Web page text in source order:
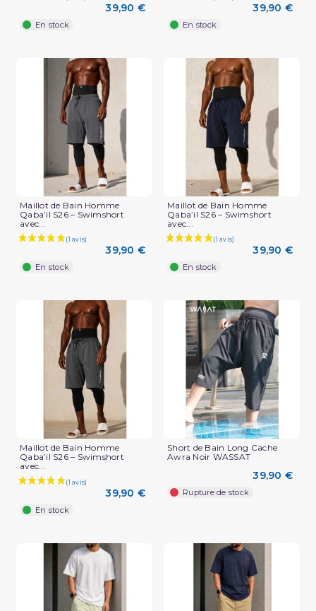
39,90 €
En stock
39,90 €
En stock
Maillot de Bain Homme
Qaba’il S26 – Swimshort
avec...
39,90 €
En stock
Maillot de Bain Homme
Qaba’il S26 – Swimshort
avec...
39,90 €
En stock
Maillot de Bain Homme
Qaba’il S26 – Swimshort
avec...
39,90 €
En stock
Short de Bain Long Cache
Awra Noir WASSAT
39,90 €
Rupture de stock